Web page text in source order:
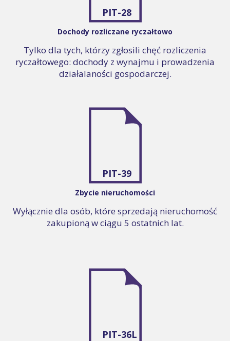
PIT-28
Dochody rozliczane ryczałtowo
Tylko dla tych, którzy zgłosili chęć rozliczenia
ryczałtowego: dochody z wynajmu i prowadzenia
działalaności gospodarczej.
PIT-39
Zbycie nieruchomości
Wyłącznie dla osób, które sprzedają nieruchomość
zakupioną w ciągu 5 ostatnich lat.
PIT-36L